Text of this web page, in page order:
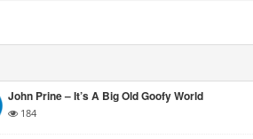
John Prine – It’s A Big Old Goofy World
184